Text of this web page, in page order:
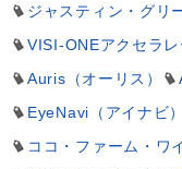
ジャスティン・グリ
VISI-ONEアクセラ
Auris（オーリス）
EyeNavi（アイナビ）
ココ・ファーム・ワ